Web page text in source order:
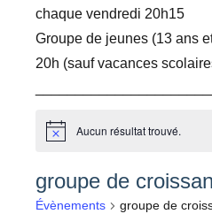
chaque vendredi 20h15
Groupe de jeunes (13 ans
20h (sauf vacances
Notice Aucun résultat trouvé.
groupe de
Évènements groupe de